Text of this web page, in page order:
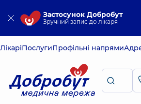
Застосунок Добробут
Зручний запис до лікаря
ЛікаріПослугиПрофільні напрями